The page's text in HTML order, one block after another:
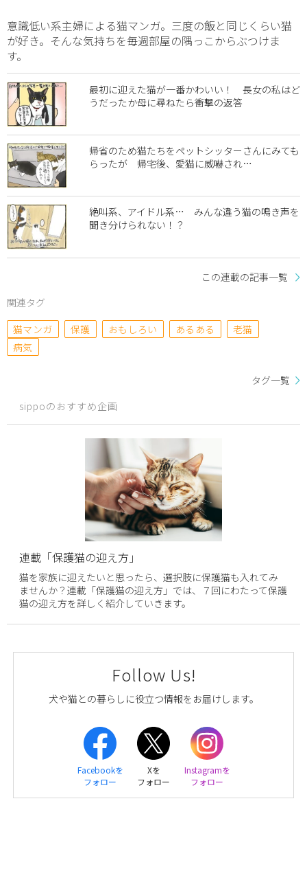
意識低い系主婦による猫マンガ。三度の飯と同じくらい猫
が好き。そんな気持ちを毎週部屋の隅っこからぶつけま
す。
最初に迎えた猫が一番かわいい！ 長女の私はど
うだったか母に尋ねたら衝撃の返答
帰省のため猫たちをペットシッターさんにみても
らったが 帰宅後、愛猫に威嚇され…
絶叫系、アイドル系… みんな違う猫の鳴き声を
聞き分けられない！？
この連載の記事一覧
関連タグ
猫マンガ
保護 おもしろい あるある
老猫
病気
タグ一覧
sippoのおすすめ企画
連載「保護猫の迎え方」
猫を家族に迎えたいと思ったら、選択肢に保護猫も入れてみ
ませんか？連載「保護猫の迎え方」では、７回にわたって保護
猫の迎え方を詳しく紹介していきます。
Follow Us!
犬や猫との暮らしに役立つ情報をお届けします。
Facebookを
フォロー
Xを
フォロー
Instagramを
フォロー